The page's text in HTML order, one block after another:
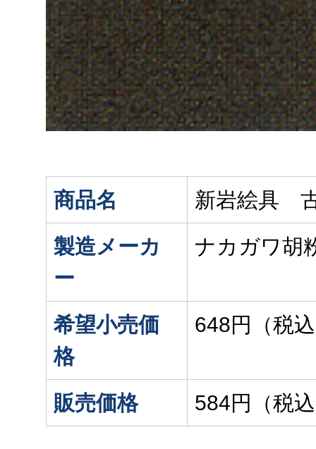
商品名
新岩絵具
製造メーカ
ー
ナカガワ胡
希望小売価
格
648円（税
販売価格 584円（税